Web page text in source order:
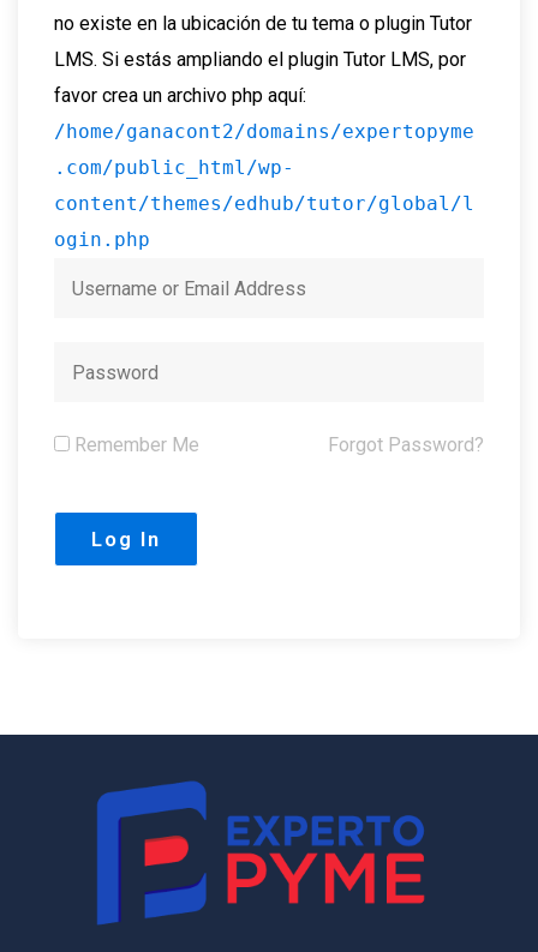
no existe en la ubicación de tu tema o plugin Tutor
LMS. Si estás ampliando el plugin Tutor LMS, por
favor crea un archivo php aquí:
/home/ganacont2/domains/expertopyme
.com/public_html/wp-
content/themes/edhub/tutor/global/l
ogin.php
Remember Me Forgot Password?